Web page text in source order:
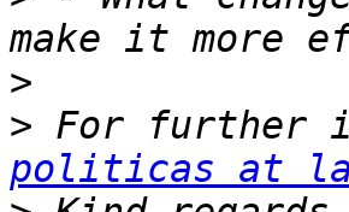
>
> For further
politicas at